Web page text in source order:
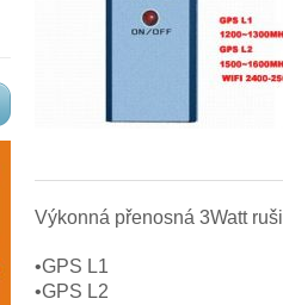
Výkonná přenosná 3Watt
•GPS L1
•GPS L2